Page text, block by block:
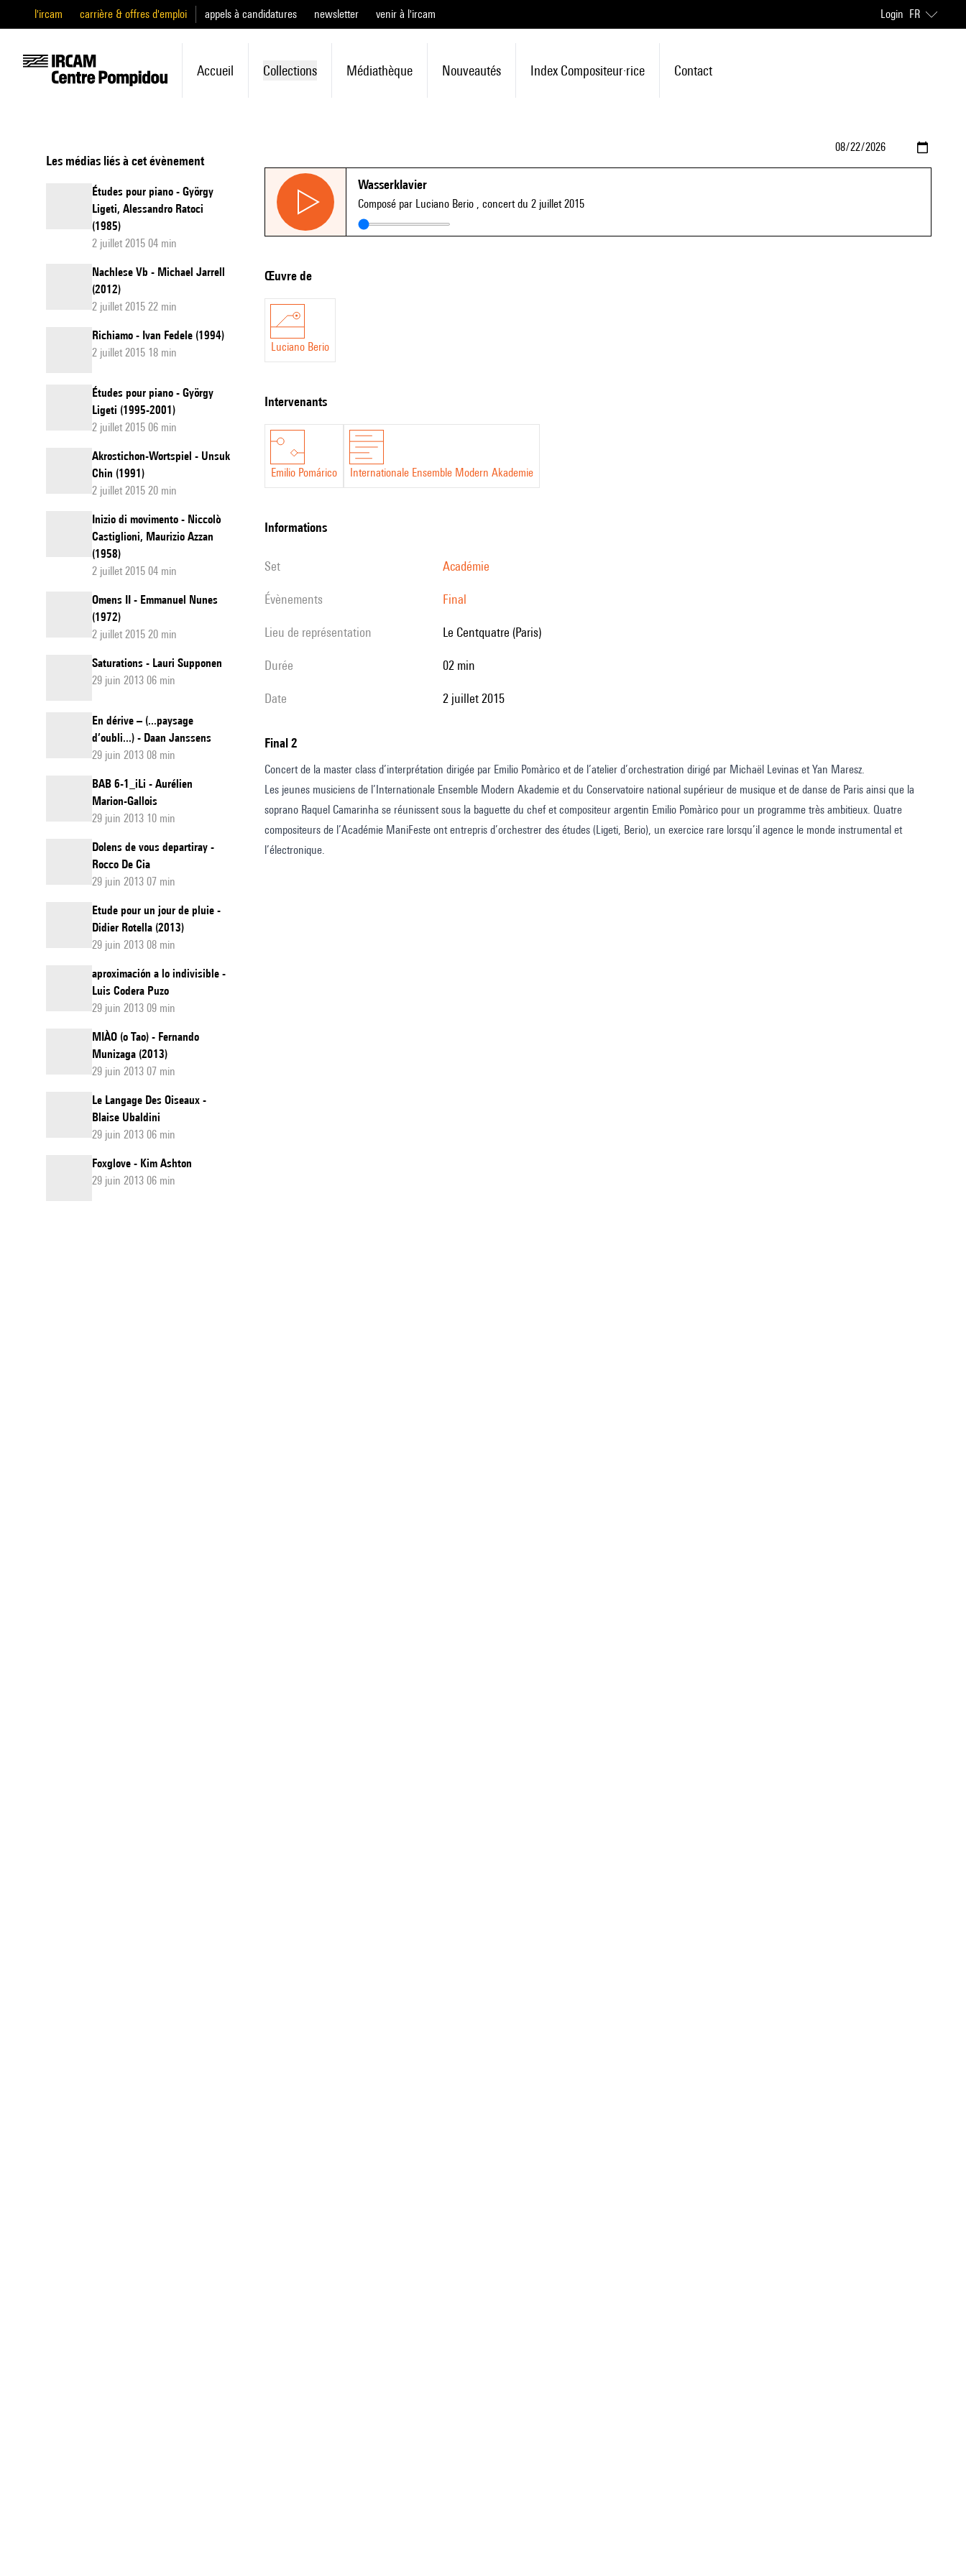
l'ircam carrière & offres d'emploi appels à candidatures newsletter venir à l'ircam Login FR
Accueil Collections Médiathèque Nouveautés Index Compositeur·rice Contact
Les médias liés à cet évènement
Études pour piano - György
Ligeti, Alessandro Ratoci
(1985)
2 juillet 2015 04 min
Nachlese Vb - Michael Jarrell
(2012)
2 juillet 2015 22 min
Richiamo - Ivan Fedele (1994)
2 juillet 2015 18 min
Études pour piano - György
Ligeti (1995-2001)
2 juillet 2015 06 min
Akrostichon-Wortspiel - Unsuk
Chin (1991)
2 juillet 2015 20 min
Inizio di movimento - Niccolò
Castiglioni, Maurizio Azzan
(1958)
2 juillet 2015 04 min
Omens II - Emmanuel Nunes
(1972)
2 juillet 2015 20 min
Saturations - Lauri Supponen
29 juin 2013 06 min
En dérive – (...paysage
d’oubli...) - Daan Janssens
29 juin 2013 08 min
BAB 6-1_iLi - Aurélien
Marion-Gallois
29 juin 2013 10 min
Dolens de vous departiray -
Rocco De Cia
29 juin 2013 07 min
Etude pour un jour de pluie -
Didier Rotella (2013)
29 juin 2013 08 min
aproximación a lo indivisible -
Luis Codera Puzo
29 juin 2013 09 min
MIÀO (o Tao) - Fernando
Munizaga (2013)
29 juin 2013 07 min
Le Langage Des Oiseaux -
Blaise Ubaldini
29 juin 2013 06 min
Foxglove - Kim Ashton
29 juin 2013 06 min
Wasserklavier
Composé par Luciano Berio , concert du 2 juillet 2015
Œuvre de
Luciano Berio
intervenants
Emilio Pomárico Internationale Ensemble Modern Akademie
informations
set Académie
évènements Final
Lieu de représentation Le Centquatre (Paris)
durée 02 min
date 2 juillet 2015
Final 2
Concert de la master class d’interprétation dirigée par Emilio Pomàrico et de l’atelier d’orchestration dirigé par Michaël Levinas et Yan Maresz.
Les jeunes musiciens de l’Internationale Ensemble Modern Akademie et du Conservatoire national supérieur de musique et de danse de Paris ainsi que la
soprano Raquel Camarinha se réunissent sous la baguette du chef et compositeur argentin Emilio Pomàrico pour un programme très ambitieux. Quatre
compositeurs de l’Académie ManiFeste ont entrepris d’orchestrer des études (Ligeti, Berio), un exercice rare lorsqu’il agence le monde instrumental et
l’électronique.